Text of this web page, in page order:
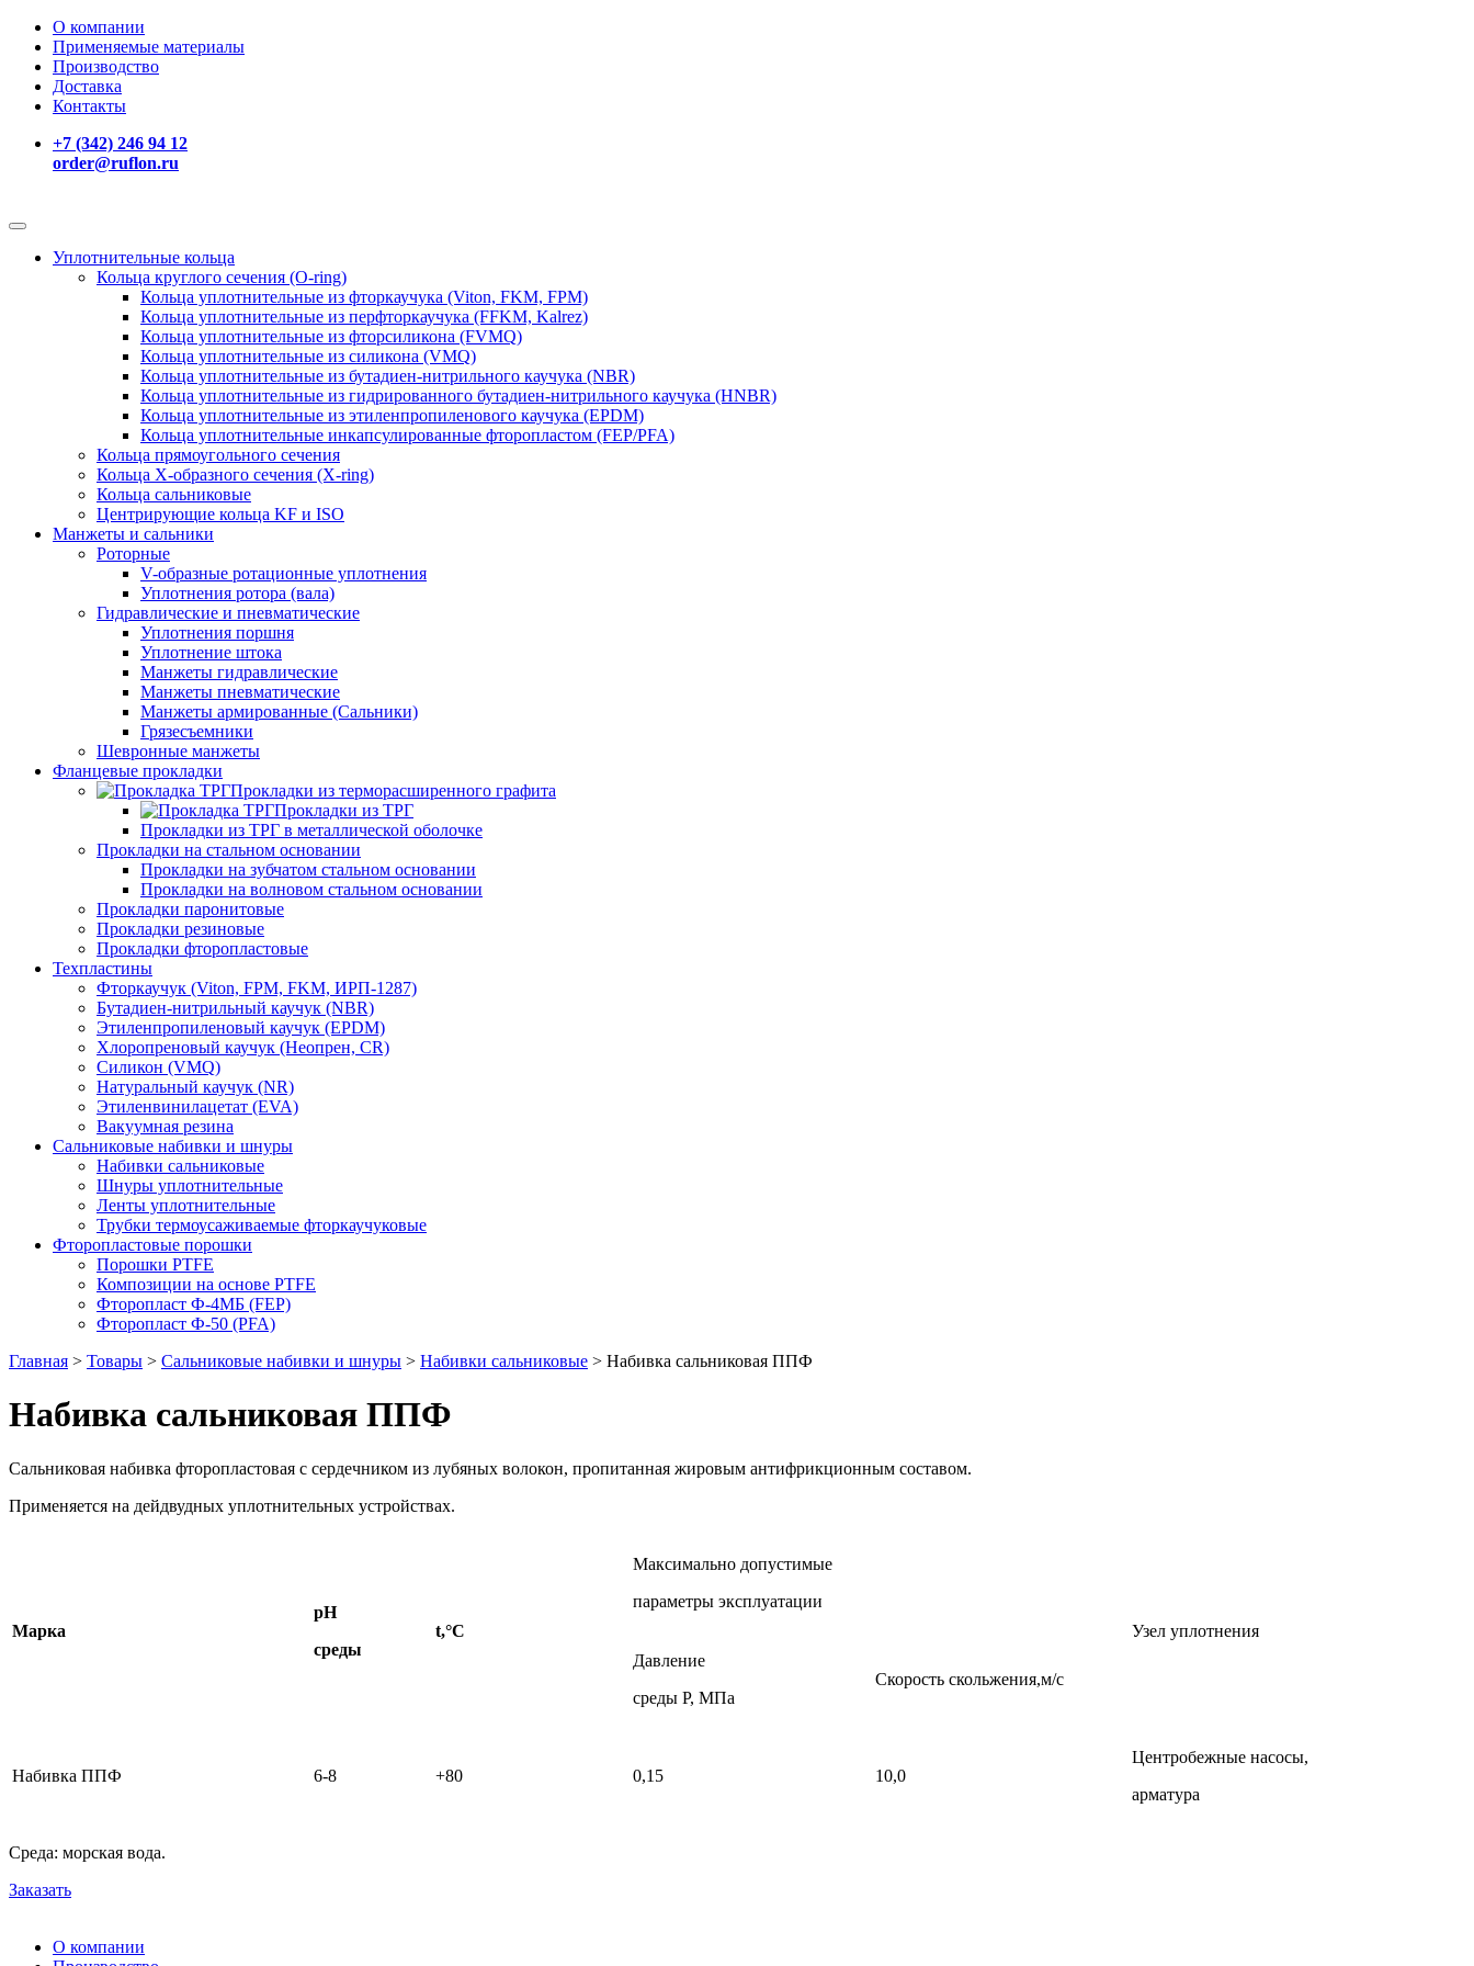
О компании
Применяемые материалы
Производство
Доставка
Контакты
+7 (342) 246 94 12
order@ruflon.ru
Уплотнительные кольца
Кольца круглого сечения (O-ring)
Кольца уплотнительные из фторкаучука (Viton, FKM, FPM)
Кольца уплотнительные из перфторкаучука (FFKM, Kalrez)
Кольца уплотнительные из фторсиликона (FVMQ)
Кольца уплотнительные из силикона (VMQ)
Кольца уплотнительные из бутадиен-нитрильного каучука (NBR)
Кольца уплотнительные из гидрированного бутадиен-нитрильного каучука (HNBR)
Кольца уплотнительные из этиленпропиленового каучука (EPDM)
Кольца уплотнительные инкапсулированные фторопластом (FEP/PFA)
Кольца прямоугольного сечения
Кольца Х-образного сечения (X-ring)
Кольца сальниковые
Центрирующие кольца KF и ISO
Манжеты и сальники
Роторные
V-образные ротационные уплотнения
Уплотнения ротора (вала)
Гидравлические и пневматические
Уплотнения поршня
Уплотнение штока
Манжеты гидравлические
Манжеты пневматические
Манжеты армированные (Сальники)
Грязесъемники
Шевронные манжеты
Фланцевые прокладки
Прокладки из терморасширенного графита
Прокладки из ТРГ
Прокладки из ТРГ в металлической оболочке
Прокладки на стальном основании
Прокладки на зубчатом стальном основании
Прокладки на волновом стальном основании
Прокладки паронитовые
Прокладки резиновые
Прокладки фторопластовые
Техпластины
Фторкаучук (Viton, FPM, FKM, ИРП-1287)
Бутадиен-нитрильный каучук (NBR)
Этиленпропиленовый каучук (EPDM)
Хлоропреновый каучук (Неопрен, CR)
Cиликон (VMQ)
Натуральный каучук (NR)
Этиленвинилацетат (EVA)
Вакуумная резина
Сальниковые набивки и шнуры
Набивки сальниковые
Шнуры уплотнительные
Ленты уплотнительные
Трубки термоусаживаемые фторкаучуковые
Фторопластовые порошки
Порошки PTFE
Композиции на основе PTFE
Фторопласт Ф-4МБ (FEP)
Фторопласт Ф-50 (PFA)
Главная > Товары > Сальниковые набивки и шнуры > Набивки сальниковые > Набивка сальниковая ППФ
Набивка сальниковая ППФ
Сальниковая набивка фторопластовая с сердечником из лубяных волокон, пропитанная жировым антифрикционным составом.
Применяется на дейдвудных уплотнительных устройствах.
Марка
рН
среды
t,°С
Максимально допустимые
параметры эксплуатации
Узел уплотнения
Давление
среды Р, МПа
Скорость скольжения,м/с
Набивка ППФ 6-8 +80 0,15 10,0
Центробежные насосы,
арматура
Среда: морская вода.
Заказать
О компании